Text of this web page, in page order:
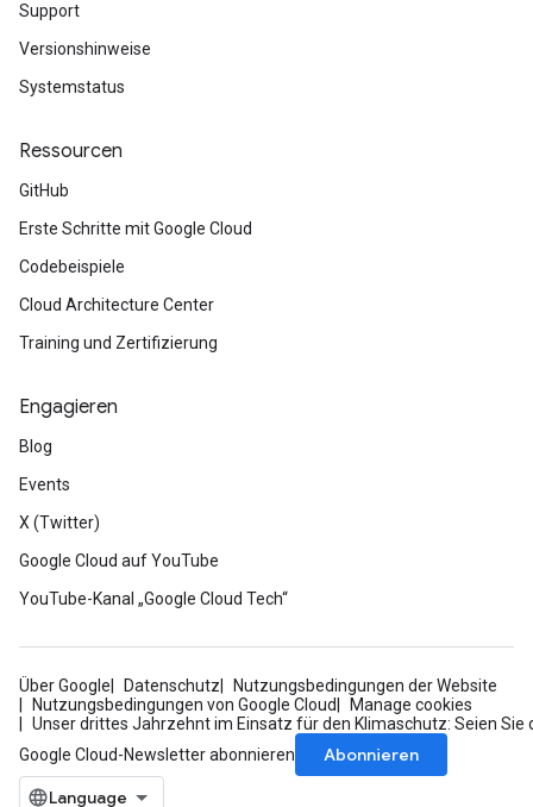
Support
Versionshinweise
Systemstatus
Ressourcen
GitHub
Erste Schritte mit Google Cloud
Codebeispiele
Cloud Architecture Center
Training und Zertifizierung
Engagieren
Blog
Events
X (Twitter)
Google Cloud auf YouTube
YouTube-Kanal „Google Cloud Tech“
Über Google Datenschutz
Nutzungsbedingungen der Website
Nutzungsbedingungen von Google Cloud
Manage cookies
Unser drittes Jahrzehnt im Einsatz für den Klimaschutz: Seien Sie
Google Cloud-Newsletter abonnieren
Abonnieren